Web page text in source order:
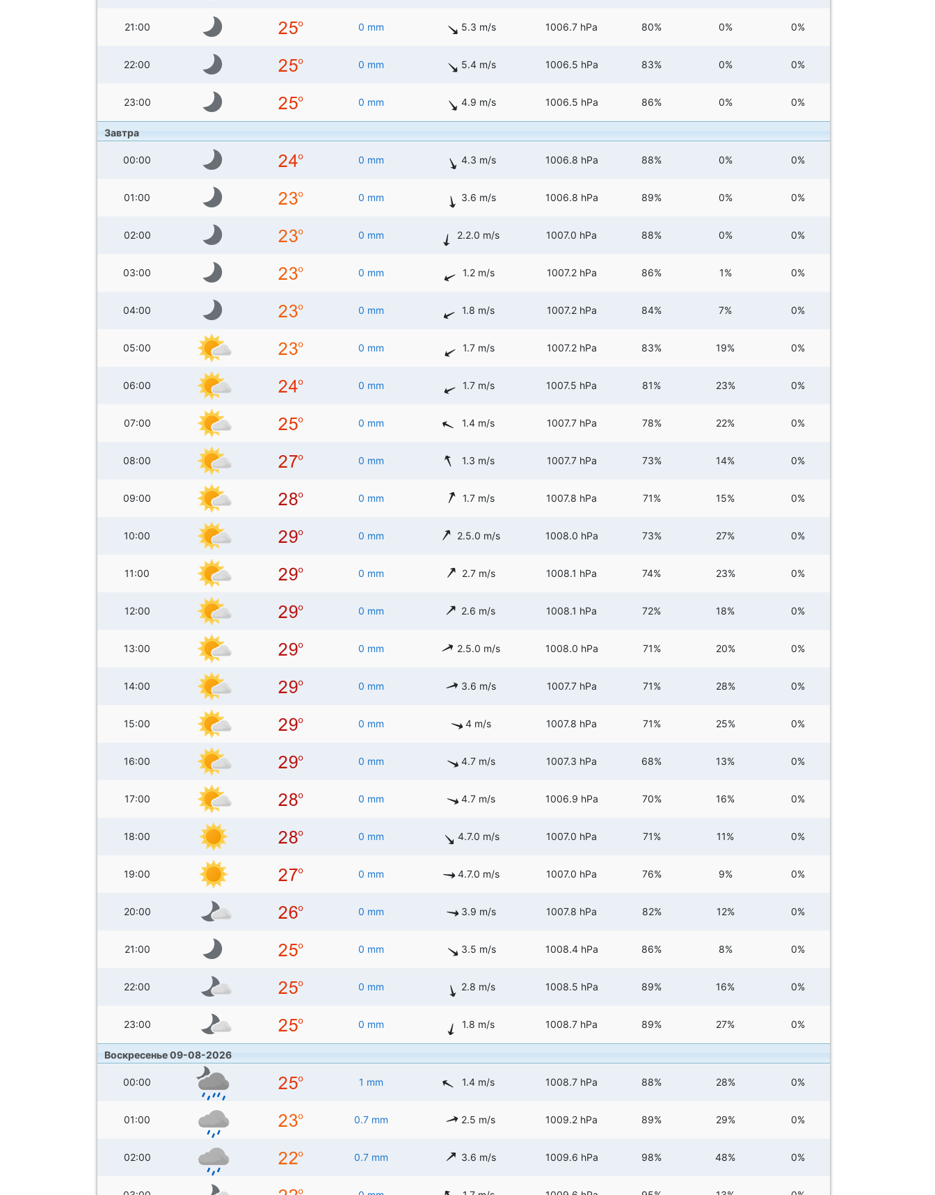
21:00 0 mm 5.3 m/s 1006.7 hPa 80% 0% 0%
22:00 0 mm 5.4 m/s 1006.5 hPa 83% 0% 0%
23:00 0 mm 4.9 m/s 1006.5 hPa 86% 0% 0%
Завтра
00:00 0 mm 4.3 m/s 1006.8 hPa 88% 0% 0%
01:00 0 mm 3.6 m/s 1006.8 hPa 89% 0% 0%
02:00 0 mm 2.2.0 m/s 1007.0 hPa 88% 0% 0%
03:00 0 mm 1.2 m/s 1007.2 hPa 86% 1% 0%
04:00 0 mm 1.8 m/s 1007.2 hPa 84% 7% 0%
05:00 0 mm 1.7 m/s 1007.2 hPa 83% 19% 0%
06:00 0 mm 1.7 m/s 1007.5 hPa 81% 23% 0%
07:00 0 mm 1.4 m/s 1007.7 hPa 78% 22% 0%
08:00 0 mm 1.3 m/s 1007.7 hPa 73% 14% 0%
09:00 0 mm 1.7 m/s 1007.8 hPa 71% 15% 0%
10:00 0 mm 2.5.0 m/s 1008.0 hPa 73% 27% 0%
11:00 0 mm 2.7 m/s 1008.1 hPa 74% 23% 0%
12:00 0 mm 2.6 m/s 1008.1 hPa 72% 18% 0%
13:00 0 mm 2.5.0 m/s 1008.0 hPa 71% 20% 0%
14:00 0 mm 3.6 m/s 1007.7 hPa 71% 28% 0%
15:00 0 mm 4 m/s 1007.8 hPa 71% 25% 0%
16:00 0 mm 4.7 m/s 1007.3 hPa 68% 13% 0%
17:00 0 mm 4.7 m/s 1006.9 hPa 70% 16% 0%
18:00 0 mm 4.7.0 m/s 1007.0 hPa 71% 11% 0%
19:00 0 mm 4.7.0 m/s 1007.0 hPa 76% 9% 0%
20:00 0 mm 3.9 m/s 1007.8 hPa 82% 12% 0%
21:00 0 mm 3.5 m/s 1008.4 hPa 86% 8% 0%
22:00 0 mm 2.8 m/s 1008.5 hPa 89% 16% 0%
23:00 0 mm 1.8 m/s 1008.7 hPa 89% 27% 0%
Воскресенье 09-08-2026
00:00 1 mm 1.4 m/s 1008.7 hPa 88% 28% 0%
01:00 0.7 mm 2.5 m/s 1009.2 hPa 89% 29% 0%
02:00 0.7 mm 3.6 m/s 1009.6 hPa 98% 48% 0%